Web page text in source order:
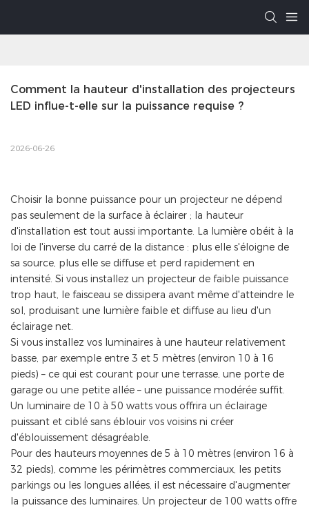
Comment la hauteur d'installation des projecteurs
LED influe-t-elle sur la puissance requise ?
2026-06-26
Choisir la bonne puissance pour un projecteur ne dépend
pas seulement de la surface à éclairer ; la hauteur
d'installation est tout aussi importante. La lumière obéit à la
loi de l'inverse du carré de la distance : plus elle s'éloigne de
sa source, plus elle se diffuse et perd rapidement en
intensité. Si vous installez un projecteur de faible puissance
trop haut, le faisceau se dissipera avant même d'atteindre le
sol, produisant une lumière faible et diffuse au lieu d'un
éclairage net.
Si vous installez vos luminaires à une hauteur relativement
basse, par exemple entre 3 et 5 mètres (environ 10 à 16
pieds) – ce qui est courant pour une terrasse, une porte de
garage ou une petite allée – une puissance modérée suffit.
Un luminaire de 10 à 50 watts vous offrira un éclairage
puissant et ciblé sans éblouir vos voisins ni créer
d'éblouissement désagréable.
Pour des hauteurs moyennes de 5 à 10 mètres (environ 16 à
32 pieds), comme les périmètres commerciaux, les petits
parkings ou les longues allées, il est nécessaire d'augmenter
la puissance des luminaires. Un projecteur de 100 watts offre